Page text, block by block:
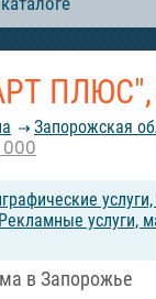
Запорожская
ООО
Рекламные услуги,
в Запорожье